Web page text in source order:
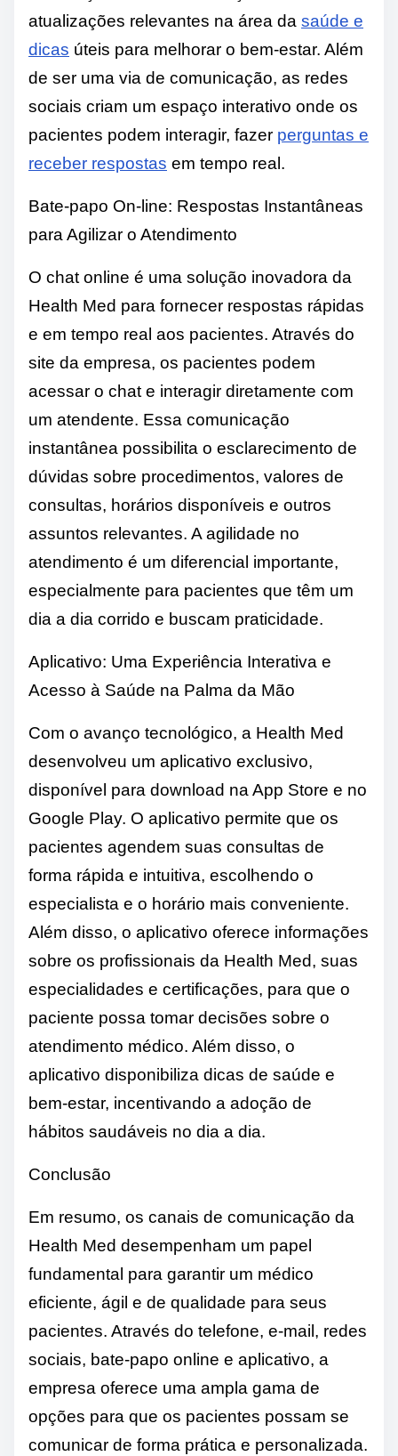
atualizações relevantes na área da saúde e
dicas úteis para melhorar o bem-estar. Além
de ser uma via de comunicação, as redes
sociais criam um espaço interativo onde os
pacientes podem interagir, fazer perguntas e
receber respostas em tempo real.
Bate-papo On-line: Respostas Instantâneas
para Agilizar o Atendimento
O chat online é uma solução inovadora da
Health Med para fornecer respostas rápidas
e em tempo real aos pacientes. Através do
site da empresa, os pacientes podem
acessar o chat e interagir diretamente com
um atendente. Essa comunicação
instantânea possibilita o esclarecimento de
dúvidas sobre procedimentos, valores de
consultas, horários disponíveis e outros
assuntos relevantes. A agilidade no
atendimento é um diferencial importante,
especialmente para pacientes que têm um
dia a dia corrido e buscam praticidade.
Aplicativo: Uma Experiência Interativa e
Acesso à Saúde na Palma da Mão
Com o avanço tecnológico, a Health Med
desenvolveu um aplicativo exclusivo,
disponível para download na App Store e no
Google Play. O aplicativo permite que os
pacientes agendem suas consultas de
forma rápida e intuitiva, escolhendo o
especialista e o horário mais conveniente.
Além disso, o aplicativo oferece informações
sobre os profissionais da Health Med, suas
especialidades e certificações, para que o
paciente possa tomar decisões sobre o
atendimento médico. Além disso, o
aplicativo disponibiliza dicas de saúde e
bem-estar, incentivando a adoção de
hábitos saudáveis ​​no dia a dia.
Conclusão
Em resumo, os canais de comunicação da
Health Med desempenham um papel
fundamental para garantir um médico
eficiente, ágil e de qualidade para seus
pacientes. Através do telefone, e-mail, redes
sociais, bate-papo online e aplicativo, a
empresa oferece uma ampla gama de
opções para que os pacientes possam se
comunicar de forma prática e personalizada.